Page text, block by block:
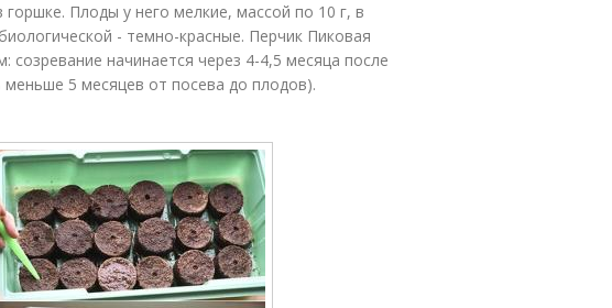
Плоды у него мелкие, массой по 10 г, в
- темно-красные. Перчик Пиковая
созревание начинается через 4-4,5 месяца после
5 месяцев от посева до плодов).